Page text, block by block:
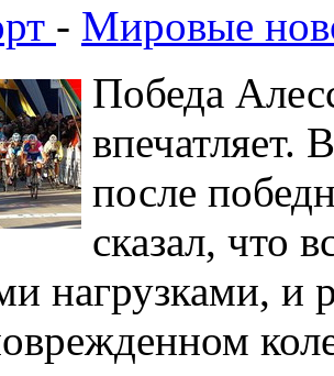
- Мировые
Победа
впечатляет.
после
сказал, что
нагрузками, и